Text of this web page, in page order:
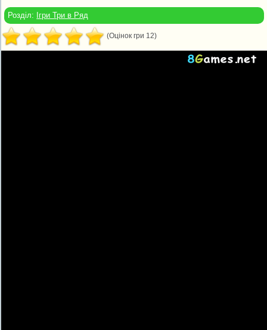
Розділ: Ігри Три в Ряд
(Оцінок гри 12)